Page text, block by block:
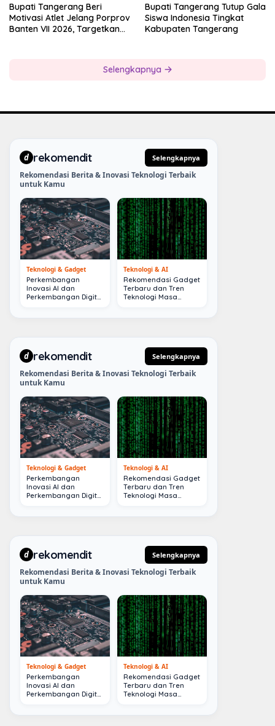
Bupati Tangerang Beri
Motivasi Atlet Jelang Porprov
Banten VII 2026, Targetkan
Bupati Tangerang Tutup Gala
Siswa Indonesia Tingkat
Kabupaten Tangerang
Selengkapnya
d rekomendit Selengkapnya
Rekomendasi Berita & Inovasi Teknologi Terbaik
untuk Kamu
Teknologi & Gadget
Perkembangan
Inovasi AI dan
Perkembangan Digital
Teknologi & AI
Rekomendasi Gadget
Terbaru dan Tren
Teknologi Masa
d rekomendit Selengkapnya
Rekomendasi Berita & Inovasi Teknologi Terbaik
untuk Kamu
Teknologi & Gadget
Perkembangan
Inovasi AI dan
Perkembangan Digital
Teknologi & AI
Rekomendasi Gadget
Terbaru dan Tren
Teknologi Masa
d rekomendit Selengkapnya
Rekomendasi Berita & Inovasi Teknologi Terbaik
untuk Kamu
Teknologi & Gadget
Perkembangan
Inovasi AI dan
Perkembangan Digital
Teknologi & AI
Rekomendasi Gadget
Terbaru dan Tren
Teknologi Masa